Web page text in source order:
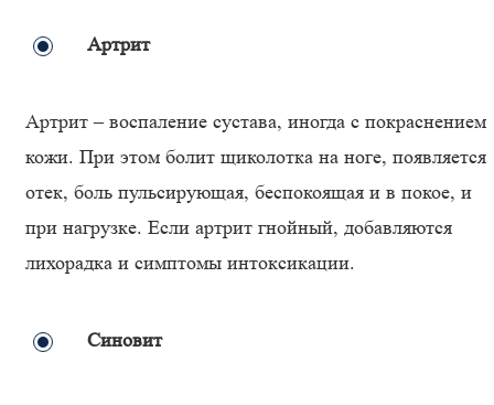
Артрит
Артрит – воспаление сустава, иногда с покраснением
кожи. При этом болит щиколотка на ноге, появляется
отек, боль пульсирующая, беспокоящая и в покое, и
при нагрузке. Если артрит гнойный, добавляются
лихорадка и симптомы интоксикации.
Синовит